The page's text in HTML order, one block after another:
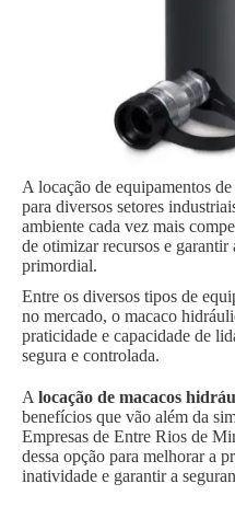
A locação de equipamentos
para diversos setores
ambiente cada vez mais
de otimizar recursos e
primordial.
Entre os diversos tipos de
no mercado, o macaco
praticidade e capacidade de
segura e controlada.
A locação de macacos
benefícios que vão além da
Empresas de Entre Rios de
dessa opção para melhorar a
inatividade e garantir a